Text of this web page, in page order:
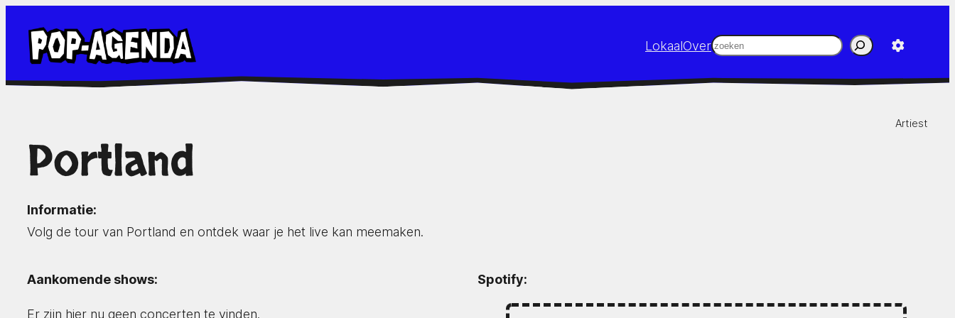
naar
inhoud
LokaalOverZoeken
Artiest
Portland
Informatie:
Volg de tour van Portland en ontdek waar je het live kan meemaken.
Aankomende shows:
Er zijn hier nu geen concerten te vinden.
Spotify: